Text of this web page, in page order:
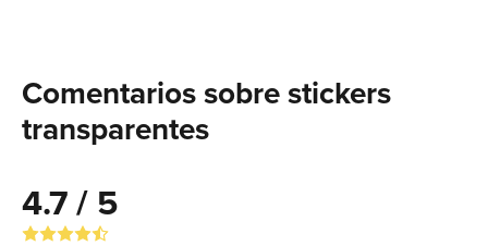
Comentarios sobre stickers
transparentes
4.7 / 5